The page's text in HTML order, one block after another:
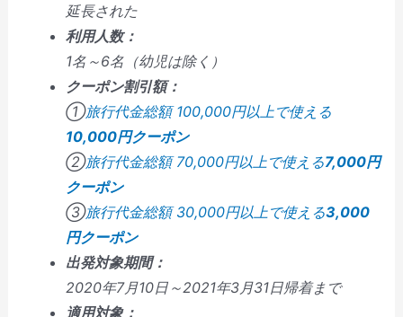
延長された
利用人数：
1名～6名（幼児は除く）
クーポン割引額：
①旅行代金総額 100,000円以上で使える
10,000円クーポン
②旅行代金総額 70,000円以上で使える7,000円
クーポン
③旅行代金総額 30,000円以上で使える3,000
円クーポン
出発対象期間：
2020年7月10日～2021年3月31日帰着まで
適用対象：